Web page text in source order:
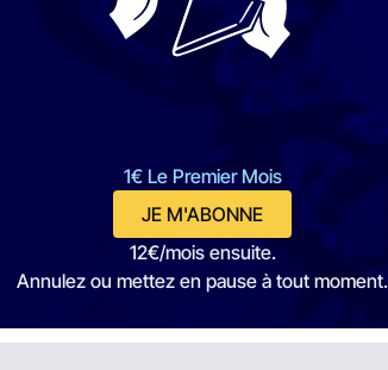
1€ Le Premier Mois
JE M'ABONNE
12€/mois ensuite.
Annulez ou mettez en pause à tout moment.